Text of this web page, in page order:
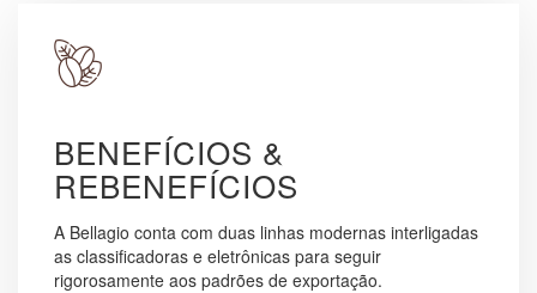
BENEFÍCIOS &
REBENEFÍCIOS
A Bellagio conta com duas linhas modernas interligadas
as classificadoras e eletrônicas para seguir
rigorosamente aos padrões de exportação.